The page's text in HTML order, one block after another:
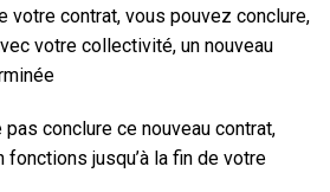
votre contrat, vous pouvez conclure,
votre collectivité, un nouveau
conclure ce nouveau contrat,
jusqu’à la fin de votre